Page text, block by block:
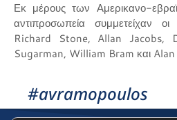
Εκ μέρους των Αμερικανο-
αντιπροσωπεία συμμετείχαν
Richard Stone, Allan Jacobs,
Sugarman, William Bram και
#avramopoulos